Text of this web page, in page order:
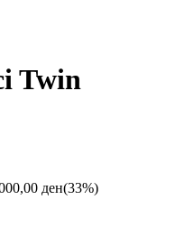
Twin
ден(33%)